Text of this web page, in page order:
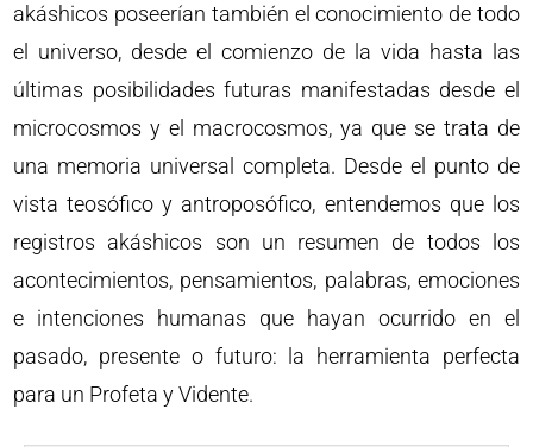
akáshicos poseerían también el conocimiento de todo
el universo, desde el comienzo de la vida hasta las
últimas posibilidades futuras manifestadas desde el
microcosmos y el macrocosmos, ya que se trata de
una memoria universal completa. Desde el punto de
vista teosófico y antroposófico, entendemos que los
registros akáshicos son un resumen de todos los
acontecimientos, pensamientos, palabras, emociones
e intenciones humanas que hayan ocurrido en el
pasado, presente o futuro: la herramienta perfecta
para un Profeta y Vidente.